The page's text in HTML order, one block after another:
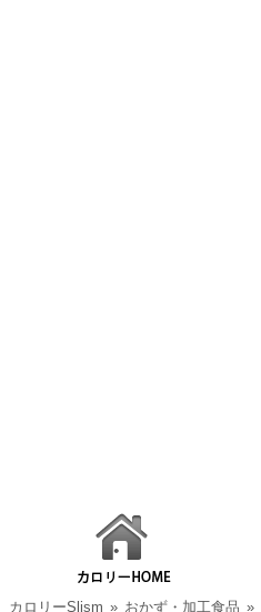
カロリーSlism » おかず・加工食品 »